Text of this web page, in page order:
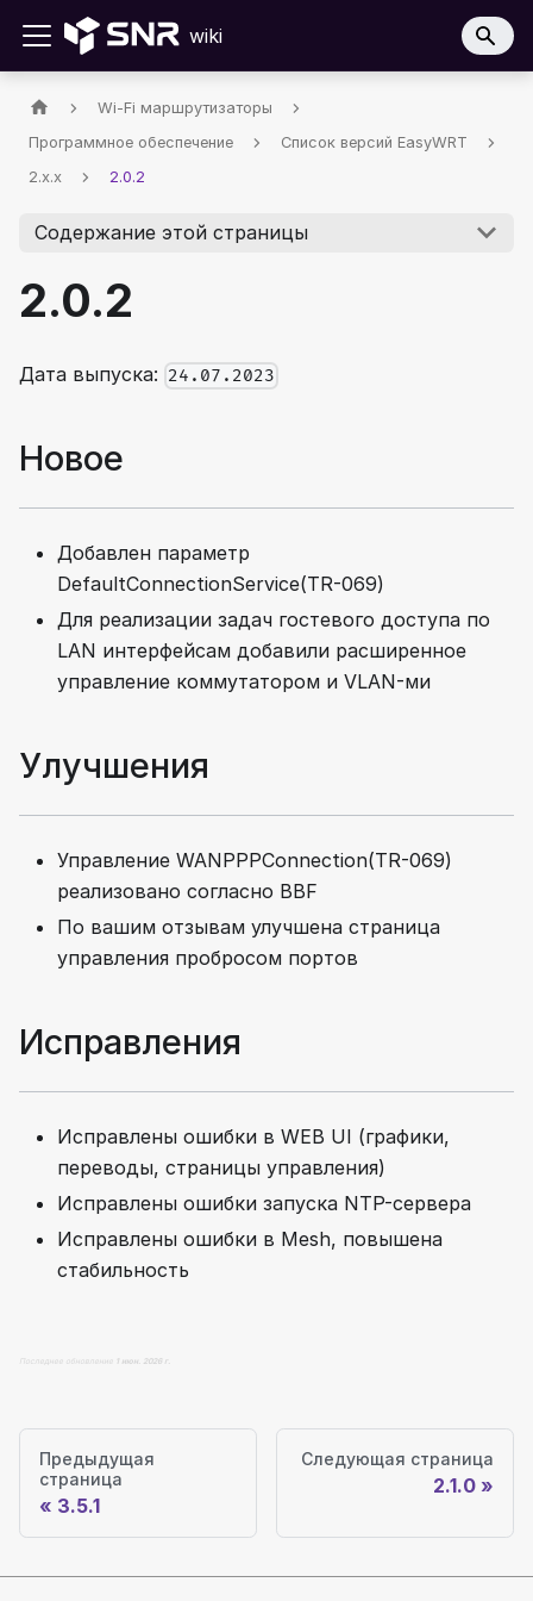
wiki
Wi-Fi маршрутизаторы
Программное обеспечение
Список версий EasyWRT
2.x.x
2.0.2
Содержание этой страницы
2.0.2
Дата выпуска: 24.07.2023
Новое
Добавлен параметр
DefaultConnectionService(TR-069)
Для реализации задач гостевого доступа по
LAN интерфейсам добавили расширенное
управление коммутатором и VLAN-ми
Улучшения
Управление WANPPPConnection(TR-069)
реализовано согласно BBF
По вашим отзывам улучшена страница
управления пробросом портов
Исправления
Исправлены ошибки в WEB UI (графики,
переводы, страницы управления)
Исправлены ошибки запуска NTP-сервера
Исправлены ошибки в Mesh, повышена
стабильность
Последнее обновление 1 июн. 2026 г.
Предыдущая
страница
3.5.1
Следующая страница
2.1.0